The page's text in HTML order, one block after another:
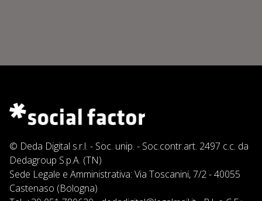
© Deda Digital s.r.l. - Soc. unip. - Soc.contr.art. 2497 c.c. da
Dedagroup S.p.A. (TN)
Sede Legale e Amministrativa: Via Toscanini, 7/2 - 40055
Castenaso (Bologna)